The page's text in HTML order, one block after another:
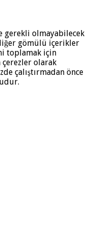
gerekli olmayabilecek
gömülü içerikler
toplamak için
çerezler olarak
çalıştırmadan önce